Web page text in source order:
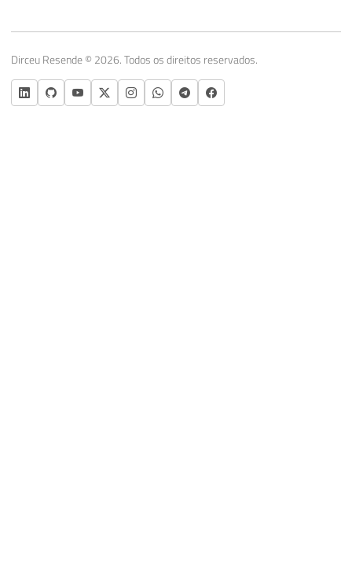
Dirceu Resende © 2026. Todos os direitos reservados.